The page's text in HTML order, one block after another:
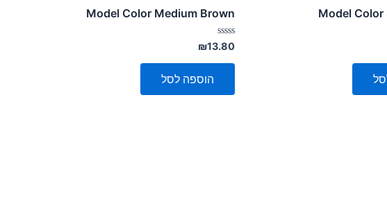
Model Color
Model Color Medium Brown
דורג
0
מתוך
₪13.80
הוספה לסל